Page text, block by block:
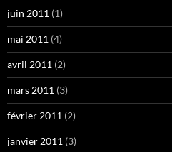
juin 2011 (1)
mai 2011 (4)
avril 2011 (2)
mars 2011 (3)
février 2011 (2)
janvier 2011 (3)